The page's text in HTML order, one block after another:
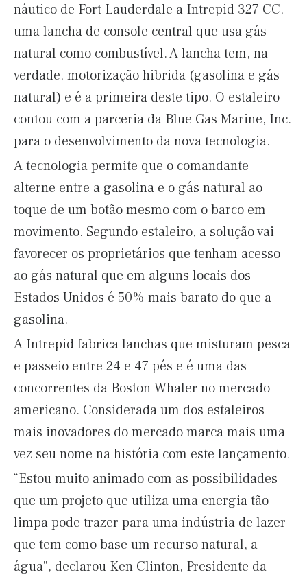
náutico de Fort Lauderdale a Intrepid 327 CC,
uma lancha de console central que usa gás
natural como combustível. A lancha tem, na
verdade, motorização hibrida (gasolina e gás
natural) e é a primeira deste tipo. O estaleiro
contou com a parceria da Blue Gas Marine, Inc.
para o desenvolvimento da nova tecnologia.
A tecnologia permite que o comandante
alterne entre a gasolina e o gás natural ao
toque de um botão mesmo com o barco em
movimento. Segundo estaleiro, a solução vai
favorecer os proprietários que tenham acesso
ao gás natural que em alguns locais dos
Estados Unidos é 50% mais barato do que a
gasolina.
A Intrepid fabrica lanchas que misturam pesca
e passeio entre 24 e 47 pés e é uma das
concorrentes da Boston Whaler no mercado
americano. Considerada um dos estaleiros
mais inovadores do mercado marca mais uma
vez seu nome na história com este lançamento.
“Estou muito animado com as possibilidades
que um projeto que utiliza uma energia tão
limpa pode trazer para uma indústria de lazer
que tem como base um recurso natural, a
água”, declarou Ken Clinton, Presidente da